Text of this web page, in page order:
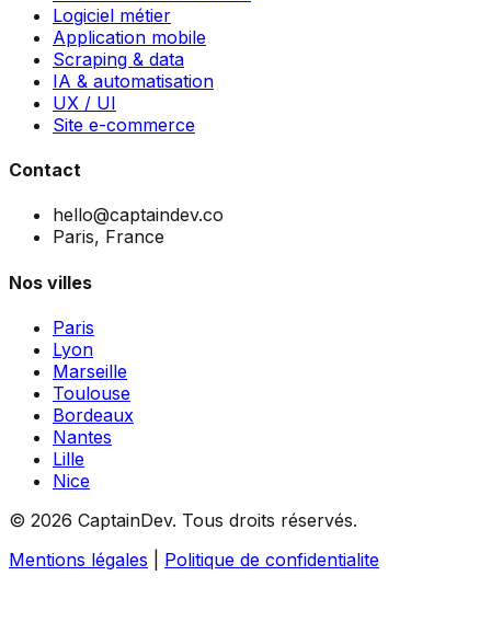
Logiciel métier
Application mobile
Scraping & data
IA & automatisation
UX / UI
Site e-commerce
Contact
hello@captaindev.co
Paris, France
Nos villes
Paris
Lyon
Marseille
Toulouse
Bordeaux
Nantes
Lille
Nice
© 2026 CaptainDev. Tous droits réservés.
Mentions légales
Politique de confidentialite